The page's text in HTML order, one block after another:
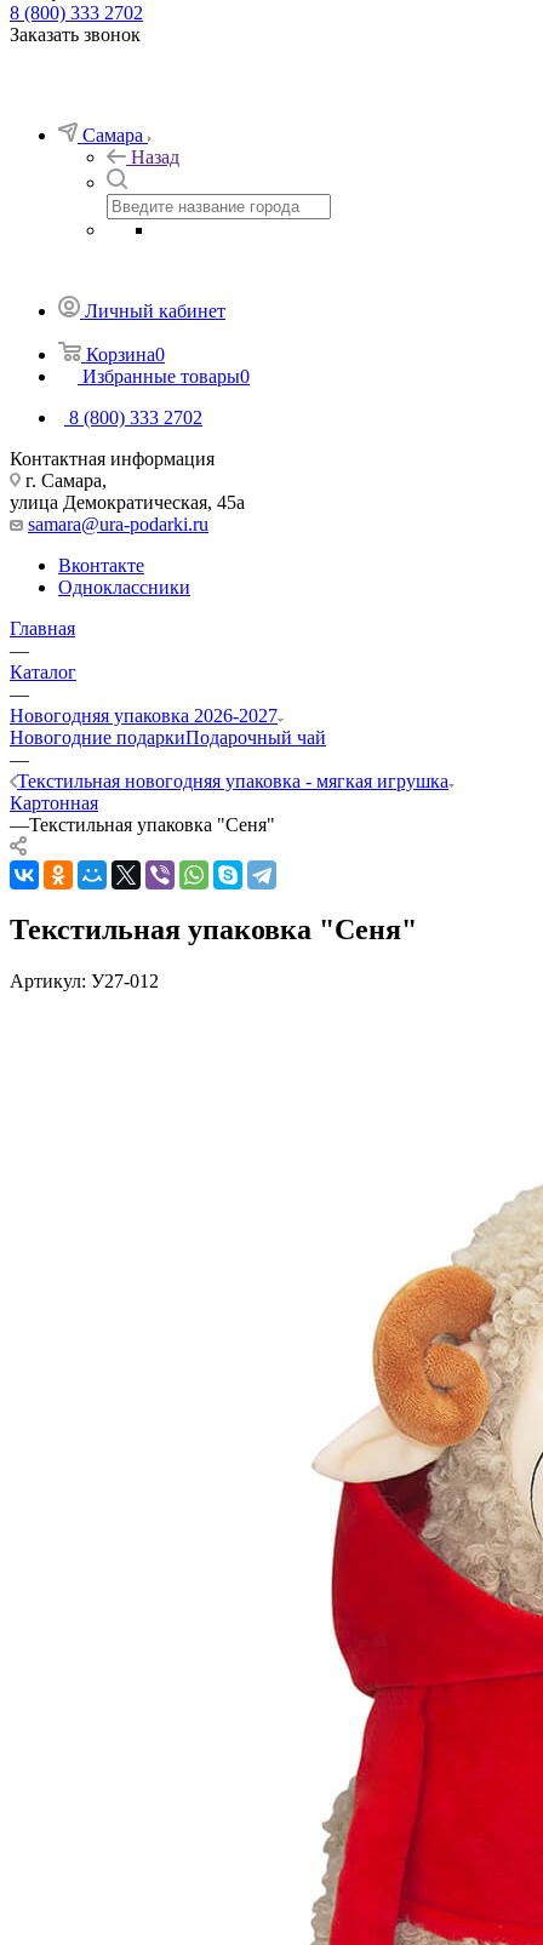
8 (800) 333 2702
Заказать звонок
Самара
Назад
Личный кабинет
Корзина0
Избранные товары0
8 (800) 333 2702
Контактная информация
г. Самара,
улица Демократическая, 45а
samara@ura-podarki.ru
Вконтакте
Одноклассники
Главная
—
Каталог
—
Новогодняя упаковка 2026-2027
Новогодние подаркиПодарочный чай
—
Текстильная новогодняя упаковка - мягкая игрушка
Картонная
—Текстильная упаковка "Сеня"
Текстильная упаковка "Сеня"
Артикул: У27-012